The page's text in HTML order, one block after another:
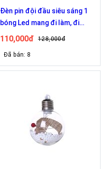
Đèn pin đội đầu siêu sáng 1
bóng Led mang đi làm, đi
rừng, đi phượt tiện lợi
110,000đ 128,000đ
Đã bán: 8